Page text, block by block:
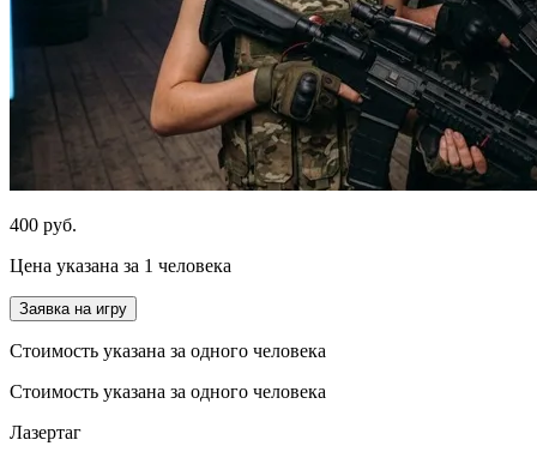
400 руб.
Цена указана за 1 человека
Заявка на игру
Стоимость указана за одного человека
Стоимость указана за одного человека
Лазертаг